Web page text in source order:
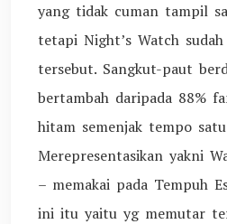
yang tidak cuman tampil
tetapi Night’s Watch
tersebut. Sangkut-paut
bertambah daripada 88%
hitam semenjak tempo
Merepresentasikan yakni
– memakai pada Tempuh
ini itu yaitu yg memutar